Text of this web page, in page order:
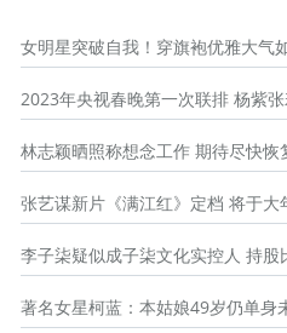
女明星突破自我！穿旗袍优雅大气
2023年央视春晚第一次联排 杨紫
林志颖晒照称想念工作 期待尽快恢
张艺谋新片《满江红》定档 将于大
李子柒疑似成子柒文化实控人 持股
著名女星柯蓝：本姑娘49岁仍单身